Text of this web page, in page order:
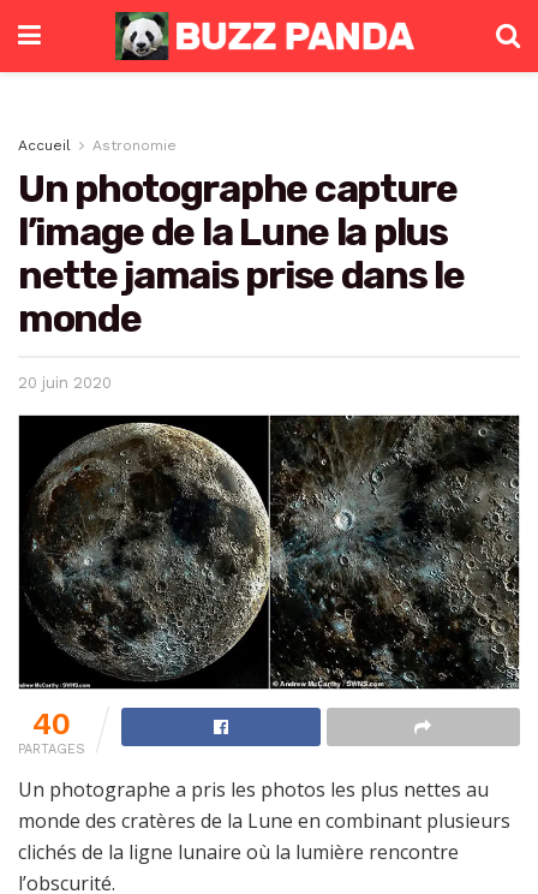
Accueil Astronomie
Un photographe capture
l’image de la Lune la plus
nette jamais prise dans le
monde
20 juin 2020
40
PARTAGES
Un photographe a pris les photos les plus nettes au
monde des cratères de la Lune en combinant plusieurs
clichés de la ligne lunaire où la lumière rencontre
l’obscurité.